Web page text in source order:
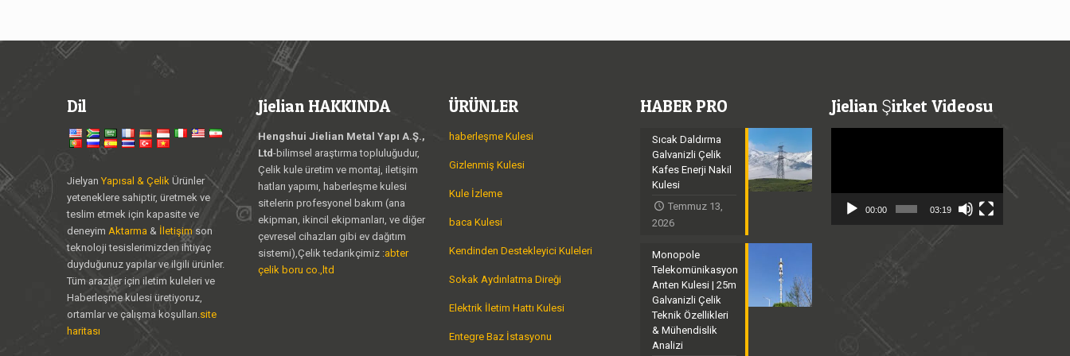
Dil
Jielyan Yapısal & Çelik Ürünler
yeteneklere sahiptir, üretmek ve
teslim etmek için kapasite ve
deneyim Aktarma & İletişim son
teknoloji tesislerimizden ihtiyaç
duyduğunuz yapılar ve ilgili ürünler.
Tüm araziler için iletim kuleleri ve
Haberleşme kulesi üretiyoruz,
ortamlar ve çalışma koşulları.site
haritası
Jielian HAKKINDA
Hengshui Jielian Metal Yapı A.Ş.,
Ltd-bilimsel araştırma topluluğudur,
Çelik kule üretim ve montaj, iletişim
hatları yapımı, haberleşme kulesi
sitelerin profesyonel bakım (ana
ekipman, ikincil ekipmanları, ve diğer
çevresel cihazları gibi ev dağıtım
sistemi),Çelik tedarikçimiz :abter
çelik boru co.,ltd
ÜRÜNLER
haberleşme Kulesi
Gizlenmiş Kulesi
Kule İzleme
baca Kulesi
Kendinden Destekleyici Kuleleri
Sokak Aydınlatma Direği
Elektrik İletim Hattı Kulesi
Entegre Baz İstasyonu
HABER PRO
Sıcak Daldırma
Galvanizli Çelik
Kafes Enerji Nakil
Kulesi
Temmuz 13,
2026
Monopole
Telekomünikasyon
Anten Kulesi | 25m
Galvanizli Çelik
Teknik Özellikleri
& Mühendislik
Analizi
Jielian Şirket Videosu
00:00 03:19